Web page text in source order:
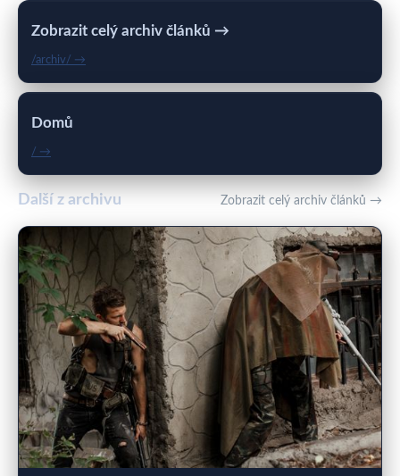
Zobrazit celý archiv článků →
/archiv/ →
Domů
/ →
Další z archivu Zobrazit celý archiv článků →